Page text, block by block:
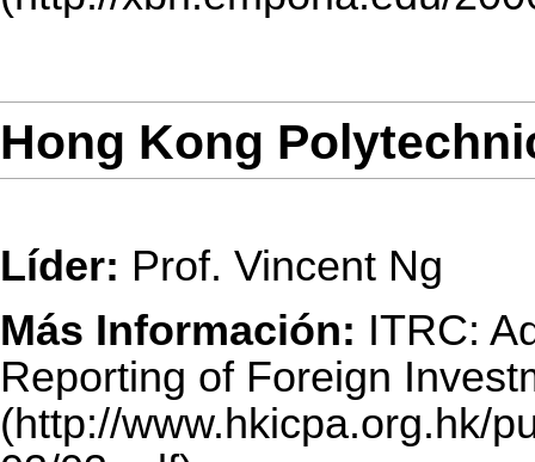
Hong Kong
Líder: Prof. Vincent Ng
Más Información: ITRC:
Reporting of Foreign